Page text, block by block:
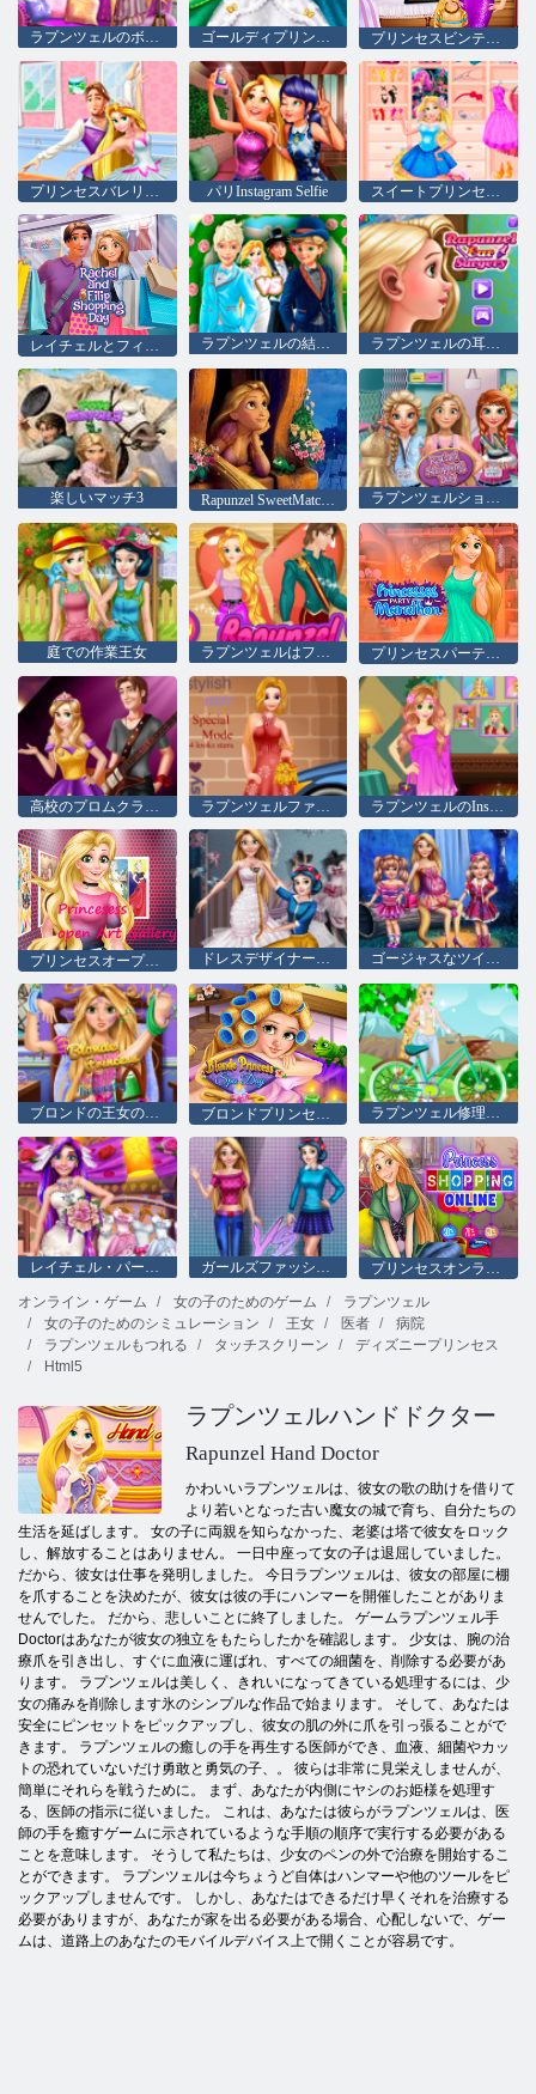
ラプンツェルのボールの服を見つける ゴールディプリンセスウェディング プリンセスビンテージショップ
プリンセスバレリーナ弾丸ラッシュ パリInstagram Selfie スイートプリンセスドレッシングルーム
ラプンツェルの結婚式で最高の男 ラプンツェルの耳の手術
楽しいマッチ3 Rapunzel SweetMatchingGameをプレイする ラプンツェルショッピングデー
庭での作業王女 ラプンツェルはフリンとスプリットアップ プリンセスパーティーマラソン
高校のプロムクラッシュ ラプンツェルファッション雑誌モデル ラプンツェルのInstagram Blog
プリンセスオープンアートギャラリー ドレスデザイナースタジオ null ゴージャスなツインズスプリングキャンプ null
ブロンドの王女の病院の回復 ブロンドプリンセススパデー ラプンツェル修理自転車
レイチェル・パーフェクト・ウェディング ガールズファッションコンテスト
プリンセスオンラインショッピング
オンライン・ゲーム
女の子のためのゲーム
ラプンツェル
女の子のためのシミュレーション
王女 医者
病院
ラプンツェルもつれる
タッチスクリーン
ディズニープリンセス
Html5
ラプンツェルハンドドクター
Rapunzel Hand Doctor
かわいいラプンツェルは、彼女の歌の助けを借りて
より若いとなった古い魔女の城で育ち、自分たちの
生活を延ばします。 女の子に両親を知らなかった、老婆は塔で彼女をロック
し、解放することはありません。 一日中座って女の子は退屈していました。
だから、彼女は仕事を発明しました。 今日ラプンツェルは、彼女の部屋に棚
を爪することを決めたが、彼女は彼の手にハンマーを開催したことがありま
せんでした。 だから、悲しいことに終了しました。 ゲームラプンツェル手
Doctorはあなたが彼女の独立をもたらしたかを確認します。 少女は、腕の治
療爪を引き出し、すぐに血液に運ばれ、すべての細菌を、削除する必要があ
ります。 ラプンツェルは美しく、きれいになってきている処理するには、少
女の痛みを削除します氷のシンプルな作品で始まります。 そして、あなたは
安全にピンセットをピックアップし、彼女の肌の外に爪を引っ張ることがで
きます。 ラプンツェルの癒しの手を再生する医師ができ、血液、細菌やカッ
トの恐れていないだけ勇敢と勇気の子、。 彼らは非常に見栄えしませんが、
簡単にそれらを戦うために。 まず、あなたが内側にヤシのお姫様を処理す
る、医師の指示に従いました。 これは、あなたは彼らがラプンツェルは、医
師の手を癒すゲームに示されているような手順の順序で実行する必要がある
ことを意味します。 そうして私たちは、少女のペンの外で治療を開始するこ
とができます。 ラプンツェルは今ちょうど自体はハンマーや他のツールをピ
ックアップしませんです。 しかし、あなたはできるだけ早くそれを治療する
必要がありますが、あなたが家を出る必要がある場合、心配しないで、ゲー
ムは、道路上のあなたのモバイルデバイス上で開くことが容易です。